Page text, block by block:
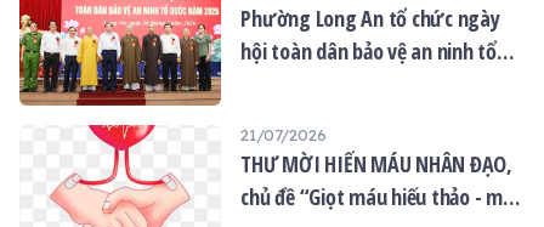
Phường Long An tổ chức ngày
hội toàn dân bảo vệ an ninh tổ
21/07/2026
THƯ MỜI HIẾN MÁU NHÂN ĐẠO,
chủ đề “Giọt máu hiếu thảo - mùa